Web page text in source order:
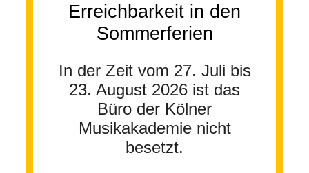
Erreichbarkeit in den
Sommerferien
In der Zeit vom 27. Juli bis
23. August 2026 ist das
Büro der Kölner
Musikakademie nicht
besetzt.